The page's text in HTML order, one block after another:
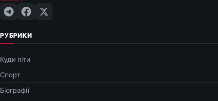
РУБРИКИ
Куди піти
Спорт
Біографії